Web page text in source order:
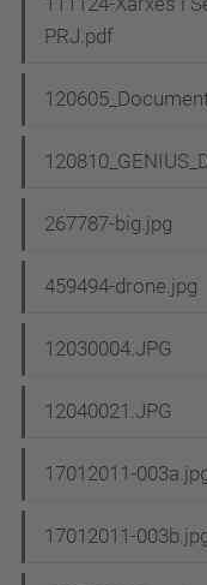
PRJ.pdf
267787-big.jpg
459494-drone.jpg
12030004.JPG
12040021.JPG
17012011-
17012011-